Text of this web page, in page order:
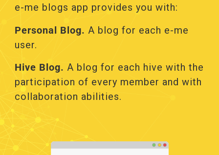
e-me blogs app provides you with:
Personal Blog. A blog for each e-me
user.
Hive Blog. Α blog for each hive with the
participation of every member and with
collaboration abilities.